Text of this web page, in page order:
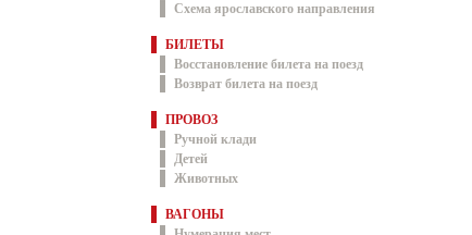
Схема ярославского направления
БИЛЕТЫ
Восстановление билета на поезд
Возврат билета на поезд
ПРОВОЗ
Ручной клади
Детей
Животных
ВАГОНЫ